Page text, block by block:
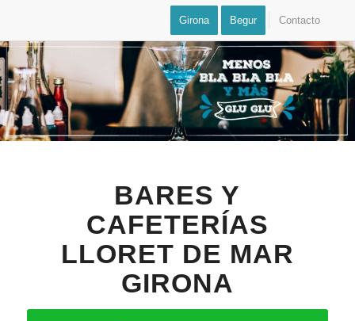
Girona Begur Contacto
BARES Y
CAFETERÍAS
LLORET DE MAR
GIRONA